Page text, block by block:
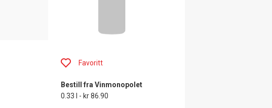
Favoritt
Bestill fra Vinmonopolet
0.33 l - kr 86.90